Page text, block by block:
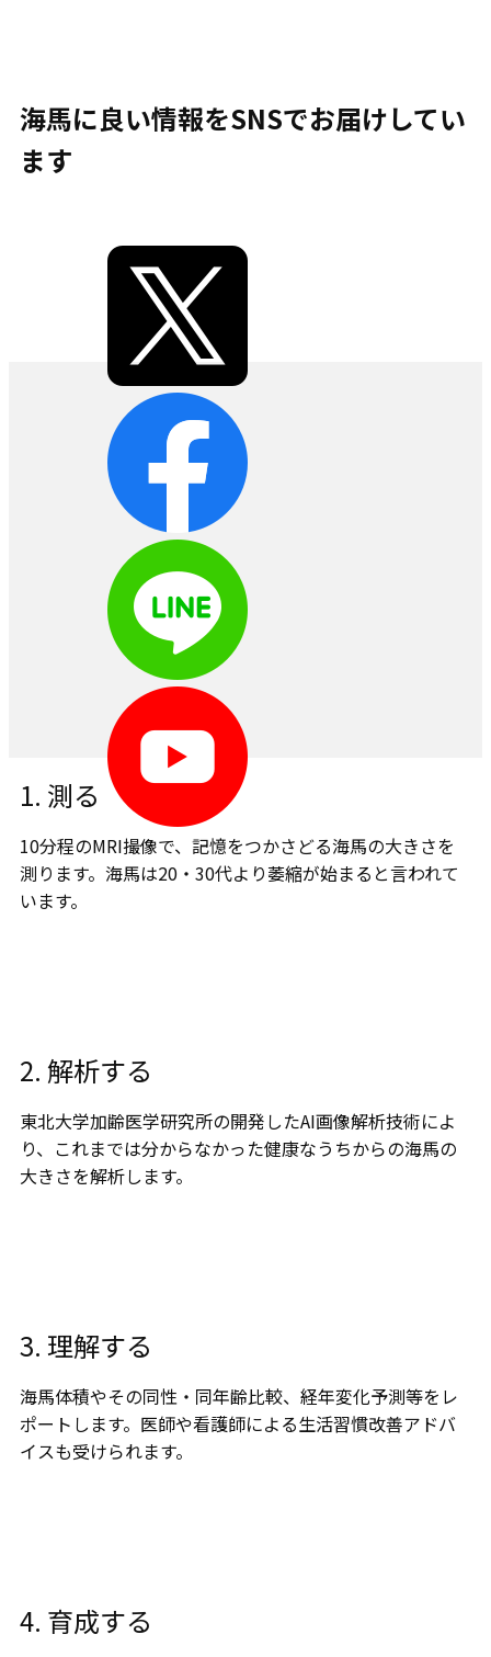
海馬に良い情報をSNSでお届けしてい
ます
1. ​測る
10分程のMRI撮像で、記憶をつかさどる海馬の大きさを
測ります。​海馬は20・30代より萎縮が始まると言われて
います。
2. 解析する
東北⼤学加齢医学研究所の開発したAI画像解析技術によ
り、これまでは分からなかった健康なうちからの海⾺の
大きさを解析します。
3. 理解する
海馬体積やその同性・同年齢比較、経年変化予測等をレ
ポートします。医師や看護師による生活習慣改善アドバ
イスも受けられます。
4. 育成する